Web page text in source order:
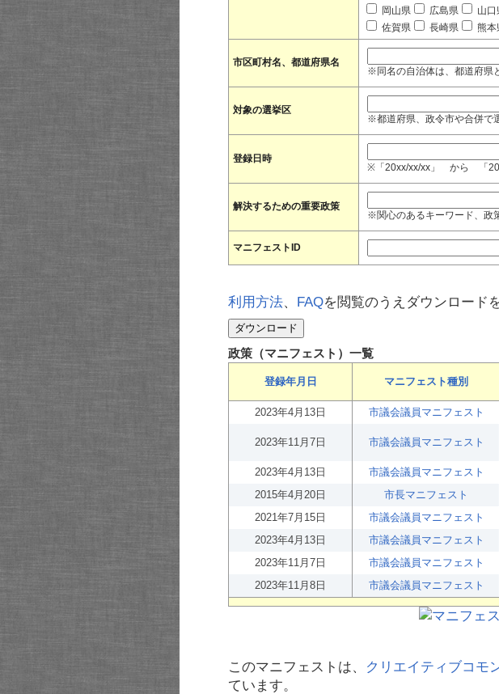
岡山県
広島県 山口
佐賀県
長崎県 熊本
市区町村名、都道府県名
※同名の自治体は、都道府県
対象の選挙区
※都道府県、政令市や合併で
登録日時
※「20xx/xx/xx」 から 「
解決するための重要政策
※関心のあるキーワード、政
マニフェストID
利用方法、 FAQを閲覧のうえダウンロード
政策（マニフェスト）一覧
登録年月日 マニフェスト種別
2023年4月13日
市議会議員マニフェスト
2023年11月7日 市議会議員マニフェスト
2023年4月13日 市議会議員マニフェスト
2015年4月20日
市長マニフェスト
2021年7月15日
市議会議員マニフェスト
2023年4月13日
市議会議員マニフェスト
2023年11月7日
市議会議員マニフェスト
2023年11月8日
市議会議員マニフェスト
このマニフェストは、 クリエイティブコモ
ています。